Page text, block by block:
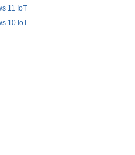
11 IoT
10 IoT